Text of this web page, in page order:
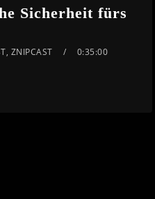
Sicherheit fürs
, ZNIPCAST 0:35:00